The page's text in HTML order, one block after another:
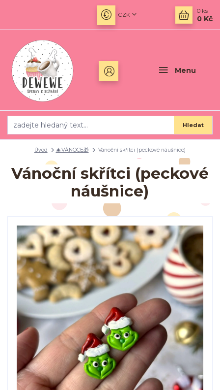
Menu
CZK
Hledat
0 ks
0 Kč
Úvod 🎄VÁNOCE🎁 Vánoční skřítci (peckové náušnice)
Vánoční skřítci (peckové
náušnice)